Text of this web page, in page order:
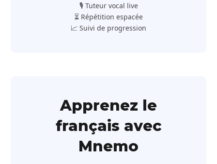
🎙️ Tuteur vocal live
⏳ Répétition espacée
📈 Suivi de progression
Apprenez le
français avec
Mnemo